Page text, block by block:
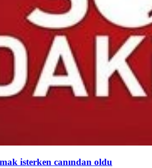
isterken canından oldu